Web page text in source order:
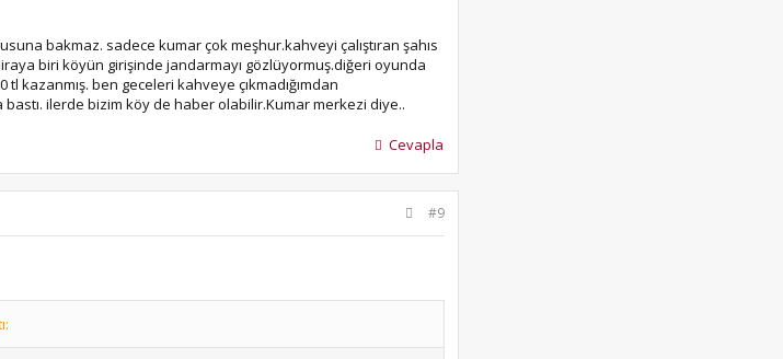
bakmaz. sadece kumar çok meşhur.kahveyi çalıştıran şahıs
biri köyün girişinde jandarmayı gözlüyormuş.diğeri oyunda
kazanmış. ben geceleri kahveye çıkmadığımdan
ilerde bizim köy de haber olabilir.Kumar merkezi diye..
Cevapla
#9